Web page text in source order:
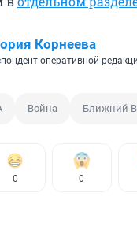
Корнеева
оперативной
Война Ближний
0 0